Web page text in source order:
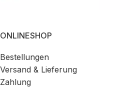
ONLINESHOP
Bestellungen
Versand & Lieferung
Zahlung